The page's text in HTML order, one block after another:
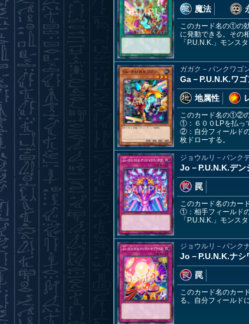
魔法
このカード名の①の
に発動できる。その
「P.U.N.K.」モンス
ガガク－パンクワゴ
Ga－P.U.N.K.ワゴ
地属性
このカード名の①②
①：６００LPを払っ
②：自分フィールド
枚ドローする。
ジョウルリ－パンク
Jo－P.U.N.K.デン
罠
このカード名のカー
①：相手フィールド
「P.U.N.K.」モンス
ジョウルリ－パンク
Jo－P.U.N.K.ナシ
罠
このカード名のカー
る。自分フィールド